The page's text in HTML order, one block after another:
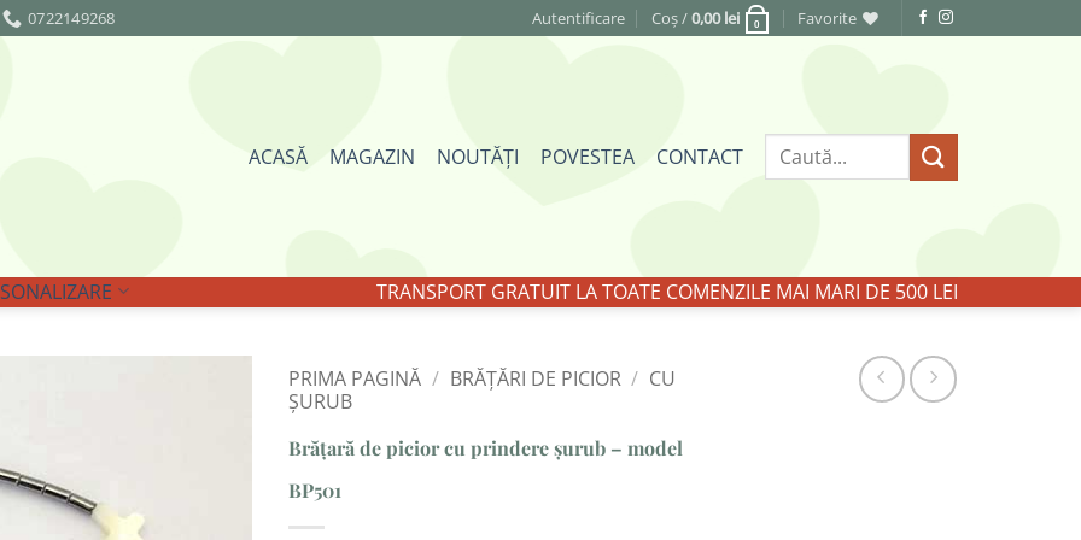
0722149268 Autentificare Coș /0,00lei 0 Favorite
ACASĂ MAGAZIN NOUTĂȚI POVESTEA CONTACT
Caută
după:
TRANSPORT GRATUIT LA TOATE COMENZILE MAI MARI DE 500 LEI
PRIMA PAGINĂ / BRĂȚĂRI DE PICIOR / CU
ȘURUB
Brățară de picior cu prindere șurub – model
BP501